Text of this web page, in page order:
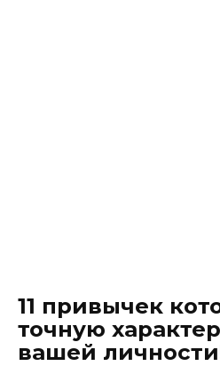
11 привычек
точную
вашей